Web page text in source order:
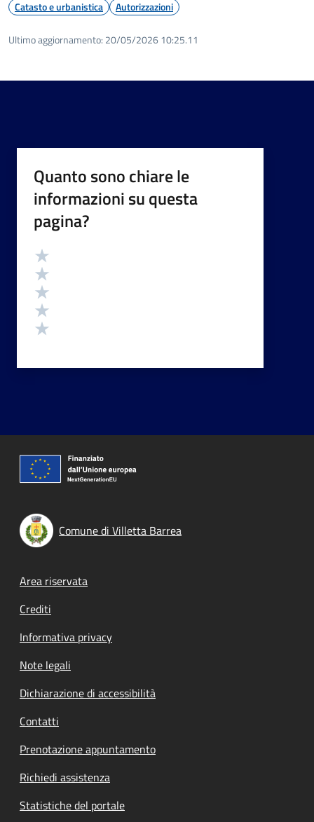
Catasto e urbanistica Autorizzazioni
Ultimo aggiornamento: 20/05/2026 10:25.11
Quanto sono chiare le
informazioni su questa
pagina?
Valutazione
Comune di Villetta Barrea
Footer menu
Area riservata
Crediti
Informativa privacy
Note legali
Dichiarazione di accessibilità
Contatti
Prenotazione appuntamento
Richiedi assistenza
Statistiche del portale